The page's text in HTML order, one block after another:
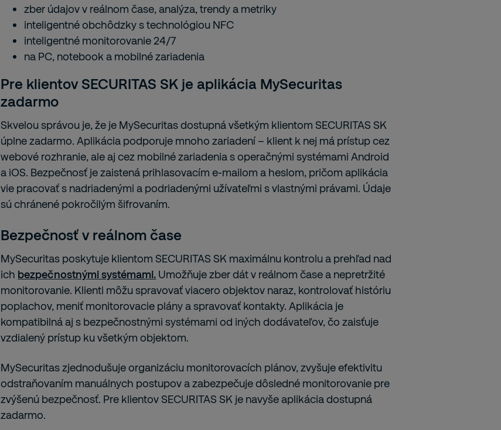
zber údajov v reálnom čase, analýza, trendy a metriky
inteligentné obchôdzky s technológiou NFC
inteligentné monitorovanie 24/7
na PC, notebook a mobilné zariadenia
Pre klientov SECURITAS SK je aplikácia MySecuritas
zadarmo
Skvelou správou je, že je MySecuritas dostupná všetkým klientom SECURITAS SK
úplne zadarmo. Aplikácia podporuje mnoho zariadení – klient k nej má prístup cez
webové rozhranie, ale aj cez mobilné zariadenia s operačnými systémami Android
a iOS. Bezpečnosť je zaistená prihlasovacím e-mailom a heslom, pričom aplikácia
vie pracovať s nadriadenými a podriadenými užívateľmi s vlastnými právami. Údaje
sú chránené pokročilým šifrovaním.
Bezpečnosť v reálnom čase
MySecuritas poskytuje klientom SECURITAS SK maximálnu kontrolu a prehľad nad
ich bezpečnostnými systémami. Umožňuje zber dát v reálnom čase a nepretržité
monitorovanie. Klienti môžu spravovať viacero objektov naraz, kontrolovať históriu
poplachov, meniť monitorovacie plány a spravovať kontakty. Aplikácia je
kompatibilná aj s bezpečnostnými systémami od iných dodávateľov, čo zaisťuje
vzdialený prístup ku všetkým objektom.
MySecuritas zjednodušuje organizáciu monitorovacích plánov, zvyšuje efektivitu
odstraňovaním manuálnych postupov a zabezpečuje dôsledné monitorovanie pre
zvýšenú bezpečnosť. Pre klientov SECURITAS SK je navyše aplikácia dostupná
zadarmo.